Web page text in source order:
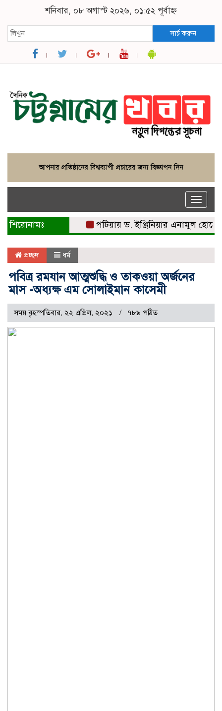
শনিবার, ০৮ অগাস্ট ২০২৬, ০১:৫২ পূর্বাহ্ন
সার্চ করুন
Toggle
শিরোনামঃ পটিয়ায় ড. ইঞ্জিনিয়ার এনামুল হোসেনকে
প্রচ্ছদ ধর্ম
পবিত্র রমযান আত্মশুদ্ধি ও তাকওয়া অর্জনের
মাস -অধ্যক্ষ এম সোলাইমান কাসেমী
সময় বৃহস্পতিবার, ২২ এপ্রিল, ২০২১ ৭৮৯ পঠিত